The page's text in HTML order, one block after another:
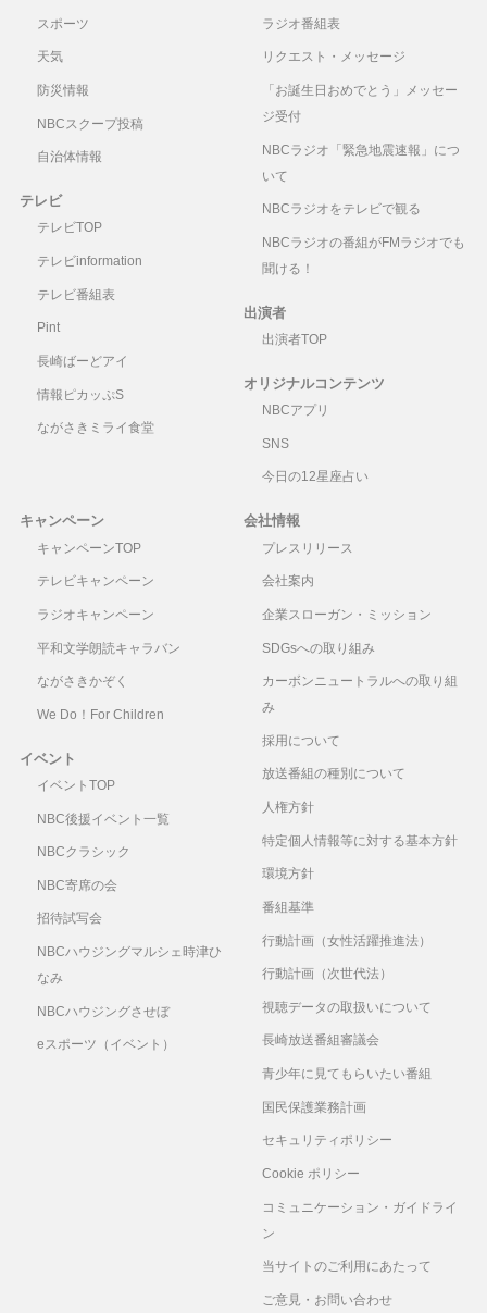
スポーツ
天気
防災情報
NBCスクープ投稿
自治体情報
テレビ
テレビTOP
テレビinformation
テレビ番組表
Pint
長崎ばーどアイ
情報ピカッぷS
ながさきミライ食堂
ラジオ番組表
リクエスト・メッセージ
「お誕生日おめでとう」メッセー
ジ受付
NBCラジオ「緊急地震速報」につ
いて
NBCラジオをテレビで観る
NBCラジオの番組がFMラジオでも
聞ける！
出演者
出演者TOP
オリジナルコンテンツ
NBCアプリ
SNS
今日の12星座占い
キャンペーン
キャンペーンTOP
テレビキャンペーン
ラジオキャンペーン
平和文学朗読キャラバン
ながさきかぞく
We Do！For Children
イベント
イベントTOP
NBC後援イベント一覧
NBCクラシック
NBC寄席の会
招待試写会
NBCハウジングマルシェ時津ひ
なみ
NBCハウジングさせぼ
eスポーツ（イベント）
会社情報
プレスリリース
会社案内
企業スローガン・ミッション
SDGsへの取り組み
カーボンニュートラルへの取り組
み
採用について
放送番組の種別について
人権方針
特定個人情報等に対する基本方針
環境方針
番組基準
行動計画（女性活躍推進法）
行動計画（次世代法）
視聴データの取扱いについて
長崎放送番組審議会
青少年に見てもらいたい番組
国民保護業務計画
セキュリティポリシー
Cookie ポリシー
コミュニケーション・ガイドライ
ン
当サイトのご利用にあたって
ご意見・お問い合わせ